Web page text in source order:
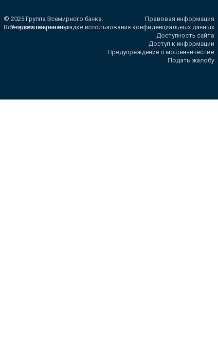
© 2025 Группа Всемирного банка.
Все права сохранены.
Правовая информация
Уведомление о порядке использования конфиденциальных данных
Доступность сайта
Доступ к информации
Предупреждение о мошенничестве
Подать жалобу